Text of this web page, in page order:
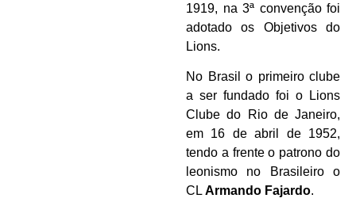
1919, na 3ª convenção foi
adotado os Objetivos do
Lions.
No Brasil o primeiro clube
a ser fundado foi o Lions
Clube do Rio de Janeiro,
em 16 de abril de 1952,
tendo a frente o patrono do
leonismo no Brasileiro o
CL Armando Fajardo.